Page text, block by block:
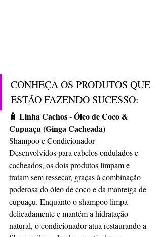
CONHEÇA OS PRODUTOS QUE
ESTÃO FAZENDO SUCESSO:
🧴 Linha Cachos - Óleo de Coco &
Cupuaçu (Ginga Cacheada)
Shampoo e Condicionador
Desenvolvidos para cabelos ondulados e
cacheados, os dois produtos limpam e
tratam sem ressecar, graças à combinação
poderosa do óleo de coco e da manteiga de
cupuaçu. Enquanto o shampoo limpa
delicadamente e mantém a hidratação
natural, o condicionador atua restaurando a